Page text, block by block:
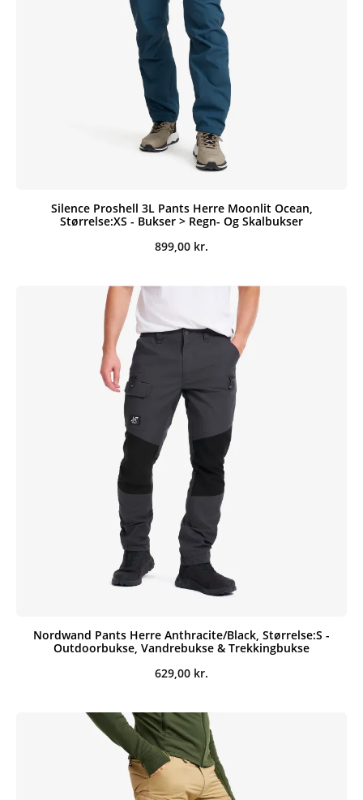
Silence Proshell 3L Pants Herre Moonlit Ocean,
Størrelse:XS - Bukser > Regn- Og Skalbukser
899,00 kr.
Nordwand Pants Herre Anthracite/Black, Størrelse:S -
Outdoorbukse, Vandrebukse & Trekkingbukse
629,00 kr.